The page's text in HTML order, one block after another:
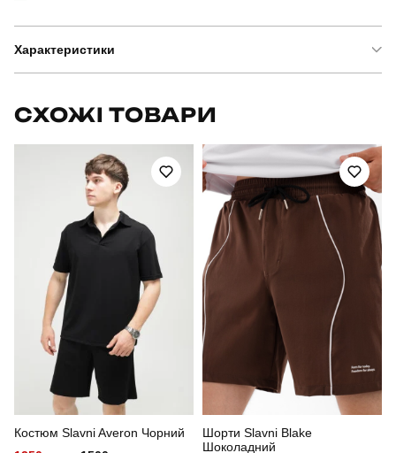
Характеристики
OWku10512XLdkh
куртка
Призначення для повсякденного носіння
Стать чоловічий
Стиль повсякденний
весна
Колір
СХОЖІ ТОВАРИ
Костюм Slavni Averon Чорний
Шорти Slavni Blake
Шоколадний